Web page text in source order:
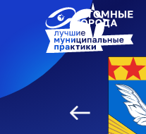
Союз